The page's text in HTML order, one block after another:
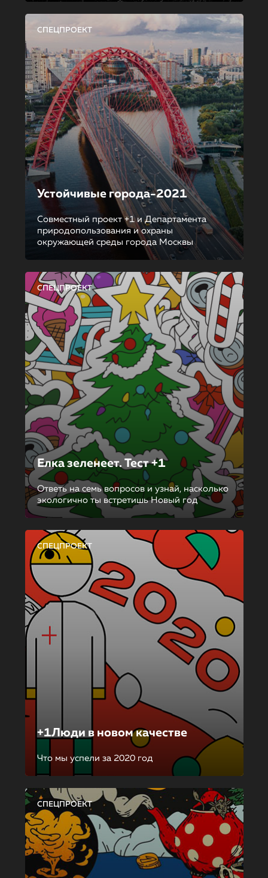
СПЕЦПРОЕКТ
Устойчивые города-2021
Совместный проект +1 и Департамента
природопользования и охраны
окружающей среды города Москвы
СПЕЦПРОЕКТ
Елка зеленеет. Тест +1
Ответь на семь вопросов и узнай, насколько
экологично ты встретишь Новый год
СПЕЦПРОЕКТ
+1Люди в новом качестве
Что мы успели за 2020 год
СПЕЦПРОЕКТ